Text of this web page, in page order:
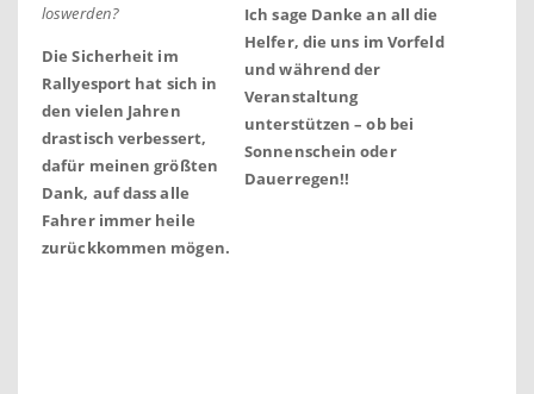
loswerden?
Die Sicherheit im
Rallyesport hat sich in
den vielen Jahren
drastisch verbessert,
dafür meinen größten
Dank, auf dass alle
Fahrer immer heile
zurückkommen mögen.
Ich sage Danke an all die
Helfer, die uns im Vorfeld
und während der
Veranstaltung
unterstützen – ob bei
Sonnenschein oder
Dauerregen!!